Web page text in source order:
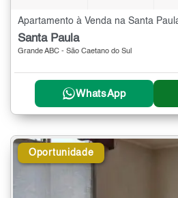
Apartamento à Venda na Santa
Santa Paula
Grande ABC - São Caetano do Sul
WhatsApp
Oportunidade